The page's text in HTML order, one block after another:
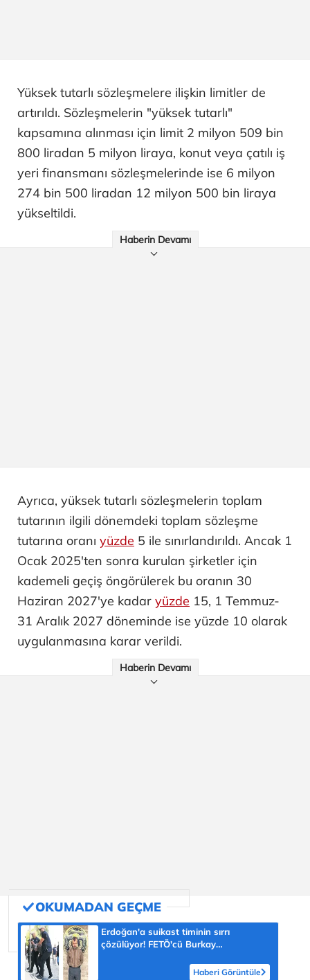
Yüksek tutarlı sözleşmelere ilişkin limitler de
artırıldı. Sözleşmelerin "yüksek tutarlı"
kapsamına alınması için limit 2 milyon 509 bin
800 liradan 5 milyon liraya, konut veya çatılı iş
yeri finansmanı sözleşmelerinde ise 6 milyon
274 bin 500 liradan 12 milyon 500 bin liraya
yükseltildi.
Haberin Devamı
Ayrıca, yüksek tutarlı sözleşmelerin toplam
tutarının ilgili dönemdeki toplam sözleşme
tutarına oranı yüzde 5 ile sınırlandırıldı. Ancak 1
Ocak 2025'ten sonra kurulan şirketler için
kademeli geçiş öngörülerek bu oranın 30
Haziran 2027'ye kadar yüzde 15, 1 Temmuz-
31 Aralık 2027 döneminde ise yüzde 10 olarak
uygulanmasına karar verildi.
Haberin Devamı
Erdoğan'a suikast timinin sırrı
çözülüyor! FETÖ'cü Burkay
Haberi Görüntüle